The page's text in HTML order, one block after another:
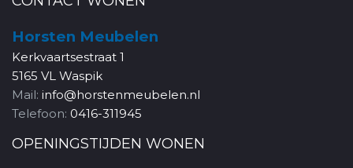
Horsten Meubelen
Kerkvaartsestraat 1
5165 VL Waspik
Mail: info@horstenmeubelen.nl
Telefoon: 0416-311945
OPENINGSTIJDEN WONEN